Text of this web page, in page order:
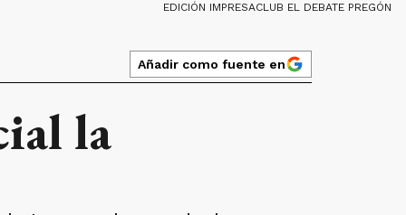
EDICIÓN IMPRESACLUB EL DEBATE PREGÓN
Añadir como fuente en
la